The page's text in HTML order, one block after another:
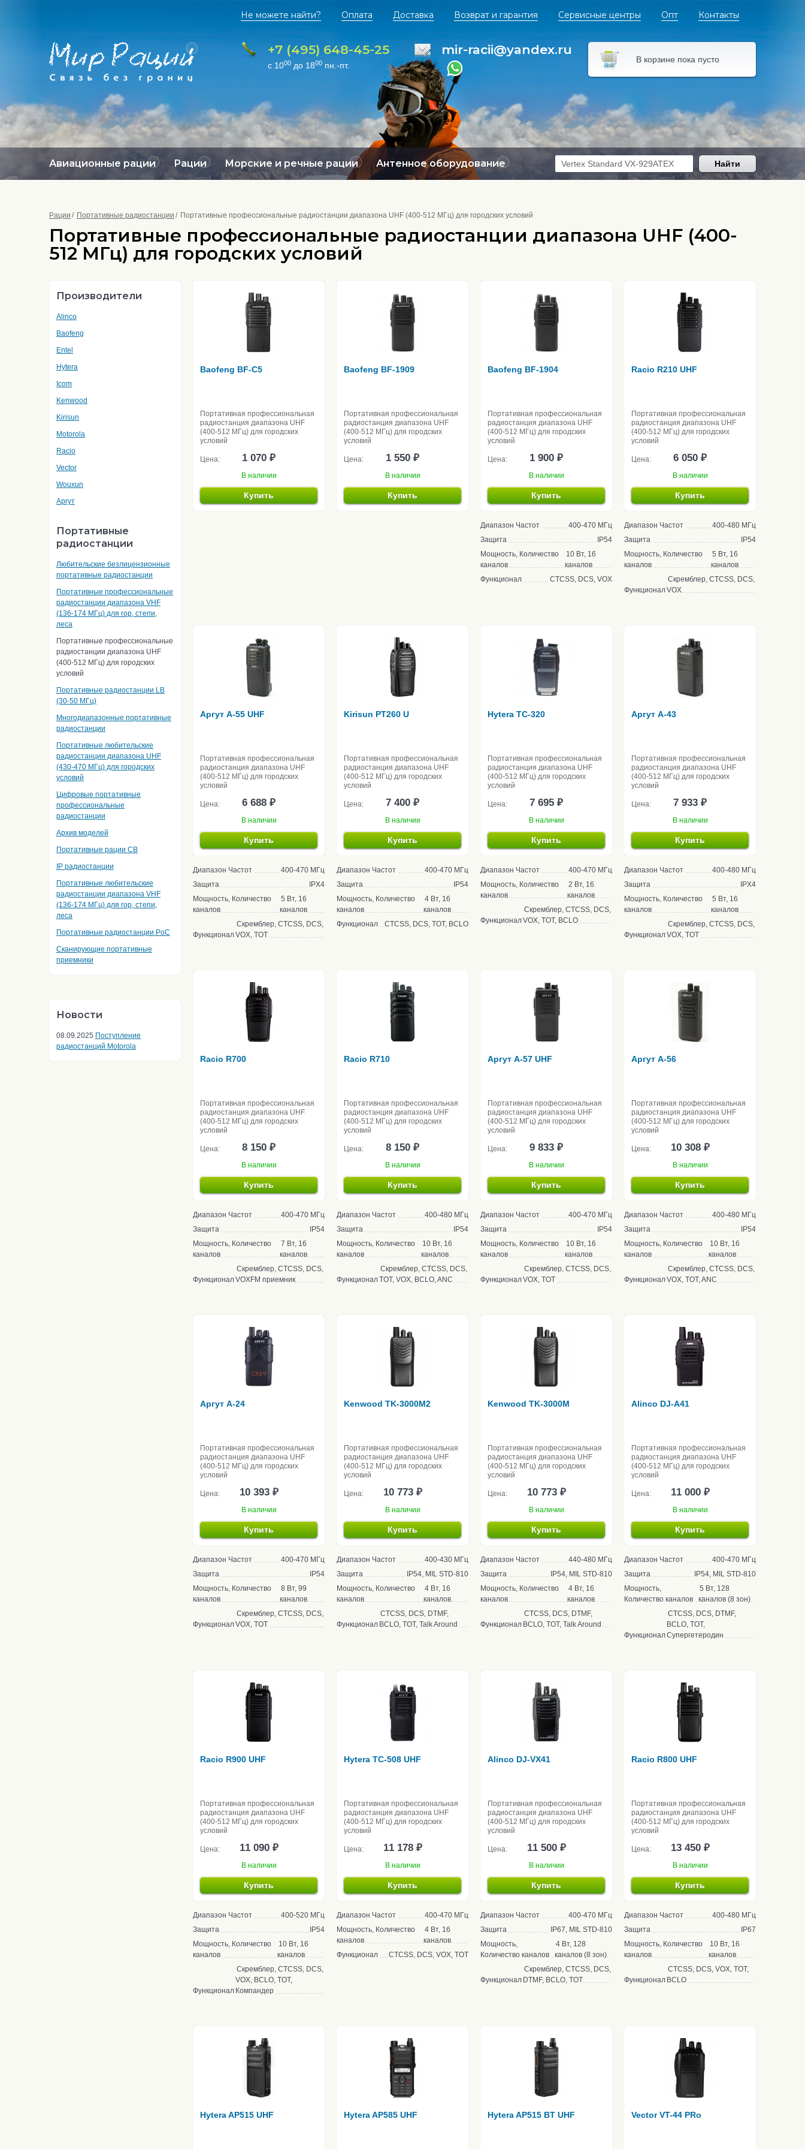
Не можете найти? Оплата Доставка Возврат и гарантия Сервисные центры Опт Контакты
+7 (495) 648-45-25
с 1000 до 1800 пн.-пт.
mir-racii@yandex.ru
В корзине пока пусто
Авиационные рации Рации Морские и речные рации Антенное оборудование Найти
Рации Портативные радиостанции Портативные профессиональные радиостанции диапазона UHF (400-512 МГц) для городских условий
Портативные профессиональные радиостанции диапазона UHF (400-
512 МГц) для городских условий
Производители
Alinco
Baofeng
Entel
Hytera
Icom
Kenwood
Kirisun
Motorola
Racio
Vector
Wouxun
Аргут
Портативные
радиостанции
Любительские безлицензионные
портативные радиостанции
Портативные профессиональные
радиостанции диапазона VHF
(136-174 МГц) для гор, степи,
леса
Портативные профессиональные
радиостанции диапазона UHF
(400-512 МГц) для городских
условий
Портативные радиостанции LB
(30-50 МГц)
Многодиапазонные портативные
радиостанции
Портативные любительские
радиостанции диапазона UHF
(430-470 МГц) для городских
условий
Цифровые портативные
профессиональные
радиостанции
Архив моделей
Портативные рации CB
IP радиостанции
Портативные любительские
радиостанции диапазона VHF
(136-174 МГц) для гор, степи,
леса
Портативные радиостанции PoC
Сканирующие портативные
приемники
Новости
08.09.2025 Поступление
радиостанций Motorola
Baofeng BF-C5
Портативная профессиональная
радиостанция диапазона UHF
(400-512 МГц) для городских
условий
Цена: 1 070 ₽
В наличии
Купить
Baofeng BF-1909
Портативная профессиональная
радиостанция диапазона UHF
(400-512 МГц) для городских
условий
Цена: 1 550 ₽
В наличии
Купить
Baofeng BF-1904
Портативная профессиональная
радиостанция диапазона UHF
(400-512 МГц) для городских
условий
Цена: 1 900 ₽
В наличии
Купить
Диапазон Частот
400-470 МГц
Защита
IP54
Мощность, Количество
каналов
10 Вт, 16
каналов
Функционал
CTCSS, DCS, VOX
Racio R210 UHF
Портативная профессиональная
радиостанция диапазона UHF
(400-512 МГц) для городских
условий
Цена: 6 050 ₽
В наличии
Купить
Диапазон Частот
400-480 МГц
Защита
IP54
Мощность, Количество
каналов
5 Вт, 16
каналов
Функционал
Скремблер, CTCSS, DCS,
VOX
Аргут A-55 UHF
Портативная профессиональная
радиостанция диапазона UHF
(400-512 МГц) для городских
условий
Цена: 6 688 ₽
В наличии
Купить
Диапазон Частот
400-470 МГц
Защита
IPX4
Мощность, Количество
каналов
5 Вт, 16
каналов
Функционал
Скремблер, CTCSS, DCS,
VOX, TOT
Kirisun PT260 U
Портативная профессиональная
радиостанция диапазона UHF
(400-512 МГц) для городских
условий
Цена: 7 400 ₽
В наличии
Купить
Диапазон Частот
400-470 МГц
Защита
IP54
Мощность, Количество
каналов
4 Вт, 16
каналов
Функционал
CTCSS, DCS, TOT, BCLO
Hytera TC-320
Портативная профессиональная
радиостанция диапазона UHF
(400-512 МГц) для городских
условий
Цена: 7 695 ₽
В наличии
Купить
Диапазон Частот
400-470 МГц
Мощность, Количество
каналов
2 Вт, 16
каналов
Функционал
Скремблер, CTCSS, DCS,
VOX, TOT, BCLO
Аргут A-43
Портативная профессиональная
радиостанция диапазона UHF
(400-512 МГц) для городских
условий
Цена: 7 933 ₽
В наличии
Купить
Диапазон Частот
400-480 МГц
Защита
IPX4
Мощность, Количество
каналов
5 Вт, 16
каналов
Функционал
Скремблер, CTCSS, DCS,
VOX, TOT
Racio R700
Портативная профессиональная
радиостанция диапазона UHF
(400-512 МГц) для городских
условий
Цена: 8 150 ₽
В наличии
Купить
Диапазон Частот
400-470 МГц
Защита
IP54
Мощность, Количество
каналов
7 Вт, 16
каналов
Функционал
Скремблер, CTCSS, DCS,
VOXFM приемник
Racio R710
Портативная профессиональная
радиостанция диапазона UHF
(400-512 МГц) для городских
условий
Цена: 8 150 ₽
В наличии
Купить
Диапазон Частот
400-480 МГц
Защита
IP54
Мощность, Количество
каналов
10 Вт, 16
каналов
Функционал
Скремблер, CTCSS, DCS,
TOT, VOX, BCLO, ANC
Аргут A-57 UHF
Портативная профессиональная
радиостанция диапазона UHF
(400-512 МГц) для городских
условий
Цена: 9 833 ₽
В наличии
Купить
Диапазон Частот
400-470 МГц
Защита
IP54
Мощность, Количество
каналов
10 Вт, 16
каналов
Функционал
Скремблер, CTCSS, DCS,
VOX, TOT
Аргут A-56
Портативная профессиональная
радиостанция диапазона UHF
(400-512 МГц) для городских
условий
Цена: 10 308 ₽
В наличии
Купить
Диапазон Частот
400-480 МГц
Защита
IP54
Мощность, Количество
каналов
10 Вт, 16
каналов
Функционал
Скремблер, CTCSS, DCS,
VOX, TOT, ANC
Аргут A-24
Портативная профессиональная
радиостанция диапазона UHF
(400-512 МГц) для городских
условий
Цена: 10 393 ₽
В наличии
Купить
Диапазон Частот
400-470 МГц
Защита
IP54
Мощность, Количество
каналов
8 Вт, 99
каналов
Функционал
Скремблер, CTCSS, DCS,
VOX, TOT
Kenwood TK-3000M2
Портативная профессиональная
радиостанция диапазона UHF
(400-512 МГц) для городских
условий
Цена: 10 773 ₽
В наличии
Купить
Диапазон Частот
400-430 МГц
Защита
IP54, MIL STD-810
Мощность, Количество
каналов
4 Вт, 16
каналов
Функционал
CTCSS, DCS, DTMF,
BCLO, TOT, Talk Around
Kenwood TK-3000M
Портативная профессиональная
радиостанция диапазона UHF
(400-512 МГц) для городских
условий
Цена: 10 773 ₽
В наличии
Купить
Диапазон Частот
440-480 МГц
Защита
IP54, MIL STD-810
Мощность, Количество
каналов
4 Вт, 16
каналов
Функционал
CTCSS, DCS, DTMF,
BCLO, TOT, Talk Around
Alinco DJ-A41
Портативная профессиональная
радиостанция диапазона UHF
(400-512 МГц) для городских
условий
Цена: 11 000 ₽
В наличии
Купить
Диапазон Частот
400-470 МГц
Защита
IP54, MIL STD-810
Мощность,
Количество каналов
5 Вт, 128
каналов (8 зон)
Функционал
CTCSS, DCS, DTMF,
BCLO, TOT,
Супергетеродин
Racio R900 UHF
Портативная профессиональная
радиостанция диапазона UHF
(400-512 МГц) для городских
условий
Цена: 11 090 ₽
В наличии
Купить
Диапазон Частот
400-520 МГц
Защита
IP54
Мощность, Количество
каналов
10 Вт, 16
каналов
Функционал
Скремблер, CTCSS, DCS,
VOX, BCLO, TOT,
Компандер
Hytera TC-508 UHF
Портативная профессиональная
радиостанция диапазона UHF
(400-512 МГц) для городских
условий
Цена: 11 178 ₽
В наличии
Купить
Диапазон Частот
400-470 МГц
Мощность, Количество
каналов
4 Вт, 16
каналов
Функционал
CTCSS, DCS, VOX, TOT
Alinco DJ-VX41
Портативная профессиональная
радиостанция диапазона UHF
(400-512 МГц) для городских
условий
Цена: 11 500 ₽
В наличии
Купить
Диапазон Частот
400-470 МГц
Защита
IP67, MIL STD-810
Мощность,
Количество каналов
4 Вт, 128
каналов (8 зон)
Функционал
Скремблер, CTCSS, DCS,
DTMF, BCLO, TOT
Racio R800 UHF
Портативная профессиональная
радиостанция диапазона UHF
(400-512 МГц) для городских
условий
Цена: 13 450 ₽
В наличии
Купить
Диапазон Частот
400-480 МГц
Защита
IP67
Мощность, Количество
каналов
10 Вт, 16
каналов
Функционал
CTCSS, DCS, VOX, TOT,
BCLO
Hytera AP515 UHF Hytera AP585 UHF Hytera AP515 BT UHF Vector VT-44 PRo